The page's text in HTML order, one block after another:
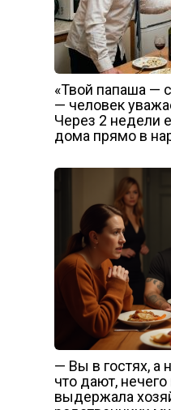
«Твой папаша —
— человек
Через 2 недели
дома прямо в
— Вы в гостях, а
что дают,
выдержала